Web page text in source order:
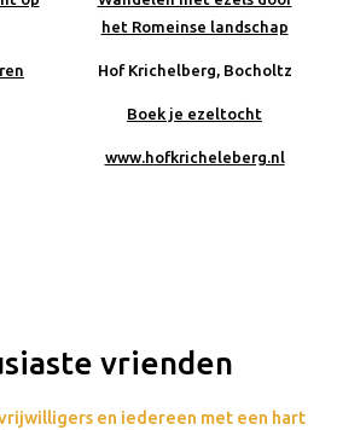
het Romeinse landschap
Hof Krichelberg, Bocholtz
Boek je ezeltocht
www.hofkricheleberg.nl
vrienden
en iedereen met een hart